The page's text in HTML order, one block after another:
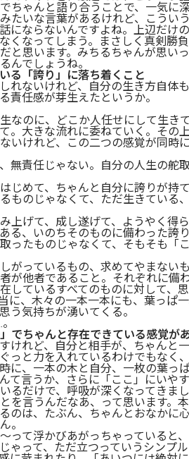
ちゃんと語り合うことで、一気に
たいな言葉があるけれど、こうい
にならないんですよね。上辺だけ
くなってしまう。まさしく真剣勝
と思います。みちるちゃんが思い
んでしょうね。
る「誇り」に落ち着くこと
れないけれど、自分の生き方自体
責任感が芽生えたというか。
なのに、どこか人任せにして生き
。大きな流れに委ねていく。その
いけれど、この二つの感覚が同時
無責任じゃない。自分の人生の舵
じめて、ちゃんと自分に誇りが持
ものじゃなくて、ただ生きている
上げて、成し遂げて、ようやく得
る、いのちそのものに備わった誇
ったものじゃなくて、そもそも「
がっているもの、求めてやまない
が他者であること。それぞれに備
しているすべてのものに対して、
に、木々の一本一本にも、葉っぱ
う気持ちが湧いてくる。
でちゃんと存在できている感覚が
けれど、自分と相手が、ちゃんと
っと力を入れているわけでもなく
に、一本の木と自分、一枚の葉っ
て言うか、さらに「ここ」にいや
るだけで、呼吸が深くなってきま
を言うんだなあ、って思います。
のは、たぶん、ちゃんとおなかに
。
って浮かびあがっちゃっていると
ゃって、ただ立つっていうシンプ